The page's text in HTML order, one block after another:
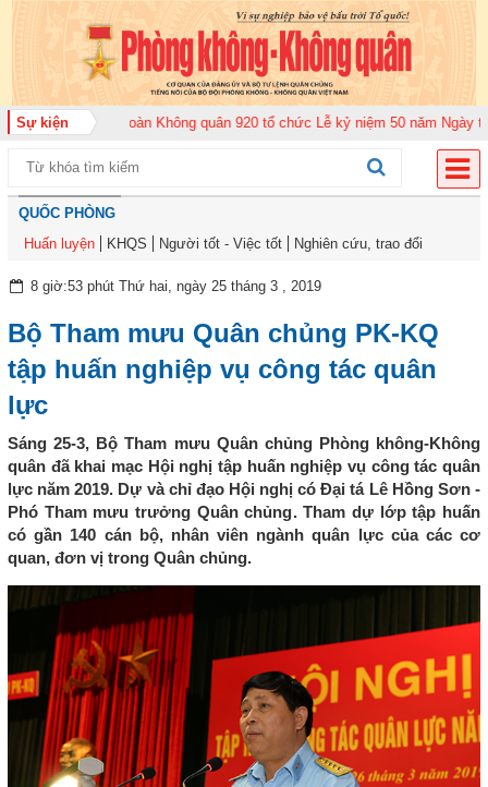
Sự kiệnTrung đoàn Không quân 920 tổ chức Lễ kỷ niệm 50 năm Ngày truyền
QUỐC PHÒNG
Huấn luyện
KHQS Người tốt - Việc tốt Nghiên cứu, trao đổi
8 giờ:53 phút Thứ hai, ngày 25 tháng 3 , 2019
Bộ Tham mưu Quân chủng PK-KQ
tập huấn nghiệp vụ công tác quân
lực
Sáng 25-3, Bộ Tham mưu Quân chủng Phòng không-Không
quân đã khai mạc Hội nghị tập huấn nghiệp vụ công tác quân
lực năm 2019. Dự và chỉ đạo Hội nghị có Đại tá Lê Hồng Sơn -
Phó Tham mưu trưởng Quân chủng. Tham dự lớp tập huấn
có gần 140 cán bộ, nhân viên ngành quân lực của các cơ
quan, đơn vị trong Quân chủng.